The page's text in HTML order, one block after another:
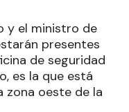
y el ministro de
presentes
de seguridad
es la que está
zona oeste de la